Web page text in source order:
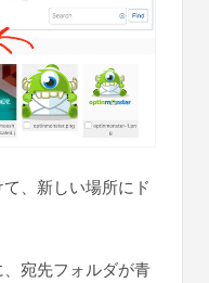
、新しい場所にド
宛先フォルダが青